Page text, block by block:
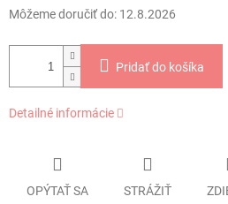
Môžeme doručiť do: 12.8.2026
Pridať do košíka
Detailné informácie
OPÝTAŤ SA STRÁŽIŤ